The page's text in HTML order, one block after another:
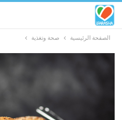
الصفحة الرئيسية صحة وتغذية